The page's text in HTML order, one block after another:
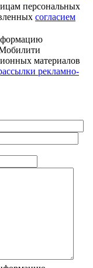
персональных
согласием
материалов
рекламно-